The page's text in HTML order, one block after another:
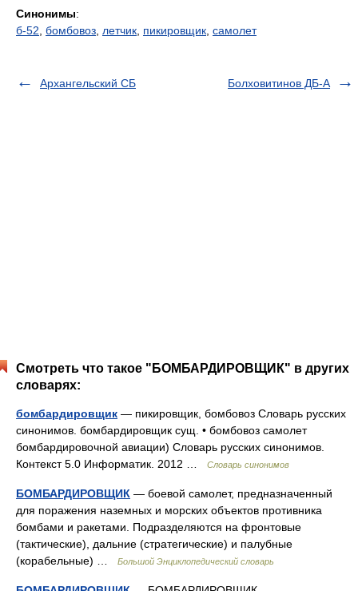
Синонимы:
б-52 бомбовоз летчик пикировщик самолет
Архангельский СБ Болховитинов ДБ-А
Смотреть что такое "БОМБАРДИРОВЩИК" в других
словарях:
бомбардировщик — пикировщик, бомбовоз Словарь русских
синонимов. бомбардировщик сущ. • бомбовоз самолет
бомбардировочной авиации) Словарь русских синонимов.
Контекст 5.0 Информатик. 2012 …
Словарь синонимов
БОМБАРДИРОВЩИК — боевой самолет, предназначенный
для поражения наземных и морских объектов противника
бомбами и ракетами. Подразделяются на фронтовые
(тактические), дальние (стратегические) и палубные
(корабельные) …
Большой Энциклопедический словарь